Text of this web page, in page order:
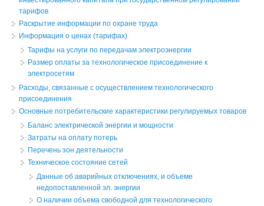
тарифов
Раскрытие информации по охране труда
Информация о ценах (тарифах)
Тарифы на услуги по передачам электроэнергии
Размер оплаты за технологическое присоединение к
электросетям
Расходы, связанные с осуществлением технологического
присоединения
Основные потребительские характеристики регулируемых товаров
Баланс электрической энергии и мощности
Затраты на оплату потерь
Перечень зон деятельности
Техническое состояние сетей
Данные об аварийных отключениях, и объеме
недопоставленной эл. энергии
О наличии объема свободной для технологического